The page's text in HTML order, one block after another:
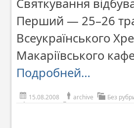
Перший — 25–26
Всеукраїнського
Макаріївського
Подробней…
15.08.2008 archive Без